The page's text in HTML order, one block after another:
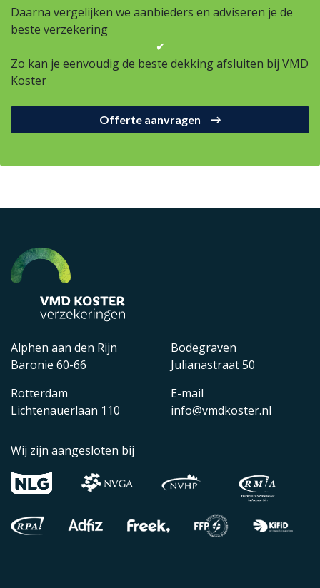
Daarna vergelijken we aanbieders en adviseren je de
beste verzekering
✔
Zo kan je eenvoudig de beste dekking afsluiten bij VMD
Koster
Offerte aanvragen
Alphen aan den Rijn
Baronie 60-66
Rotterdam
Lichtenauerlaan 110
Bodegraven
Julianastraat 50
E-mail
info@vmdkoster.nl
Wij zijn aangesloten bij